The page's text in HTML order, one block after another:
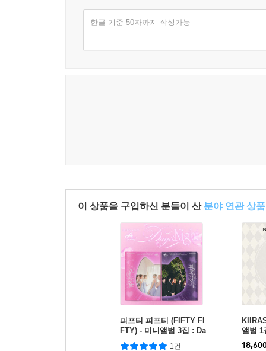
한글 기준 50자까지 작성가능
이 상품을 구입하신 분들이 산 분야 연관 상품
피프티 피프티 (FIFTY FI
FTY) - 미니앨범 3집 : Da
y & Night [Night ver.]
1건
앨범
$$